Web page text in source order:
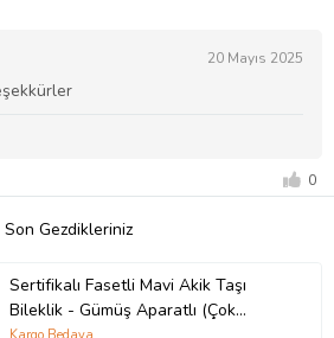
20 Mayıs 2025
0
Son Gezdikleriniz
Sertifikalı Fasetli Mavi Akik Taşı
Bileklik - Gümüş Aparatlı (Çok